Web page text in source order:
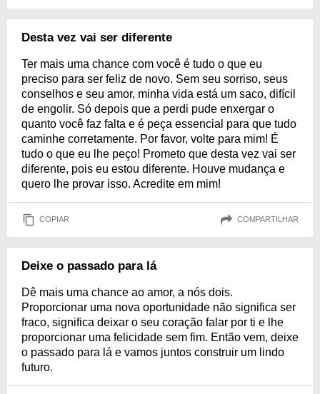
Desta vez vai ser diferente
Ter mais uma chance com você é tudo o que eu
preciso para ser feliz de novo. Sem seu sorriso, seus
conselhos e seu amor, minha vida está um saco, difícil
de engolir. Só depois que a perdi pude enxergar o
quanto você faz falta e é peça essencial para que tudo
caminhe corretamente. Por favor, volte para mim! É
tudo o que eu lhe peço! Prometo que desta vez vai ser
diferente, pois eu estou diferente. Houve mudança e
quero lhe provar isso. Acredite em mim!
COPIAR COMPARTILHAR
Deixe o passado para lá
Dê mais uma chance ao amor, a nós dois.
Proporcionar uma nova oportunidade não significa ser
fraco, significa deixar o seu coração falar por ti e lhe
proporcionar uma felicidade sem fim. Então vem, deixe
o passado para lá e vamos juntos construir um lindo
futuro.